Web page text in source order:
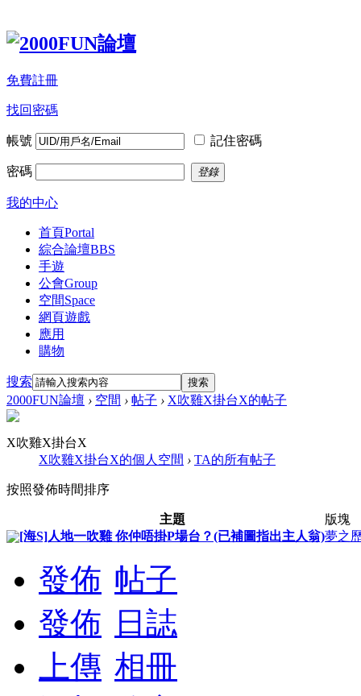
免費註冊
找回密碼
帳號 記住密碼
密碼 登錄
我的中心
首頁Portal
綜合論壇BBS
手遊
公會Group
空間Space
網頁遊戲
應用
購物
搜索 搜索
2000FUN論壇 › 空間 › 帖子 › X吹雞X掛台X的帖子
X吹雞X掛台X
X吹雞X掛台X的個人空間 › TA的所有帖子
按照發佈時間排序
主題
版塊
[海S]人地一吹雞 你仲唔掛P場台？(已補圖指出主人翁)夢之
發佈 帖子
發佈
日誌
上傳 相冊